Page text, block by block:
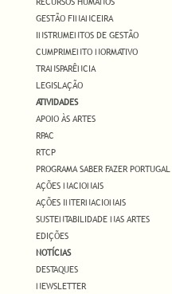
GESTÃO FINANCEIRA
INSTRUMENTOS DE GESTÃO
CUMPRIMENTO NORMATIVO
TRANSPARÊNCIA
LEGISLAÇÃO
ATIVIDADES
APOIO ÀS ARTES
RPAC
RTCP
PROGRAMA SABER FAZER PORTUGAL
AÇÕES NACIONAIS
AÇÕES INTERNACIONAIS
SUSTENTABILIDADE NAS ARTES
EDIÇÕES
NOTÍCIAS
DESTAQUES
NEWSLETTER